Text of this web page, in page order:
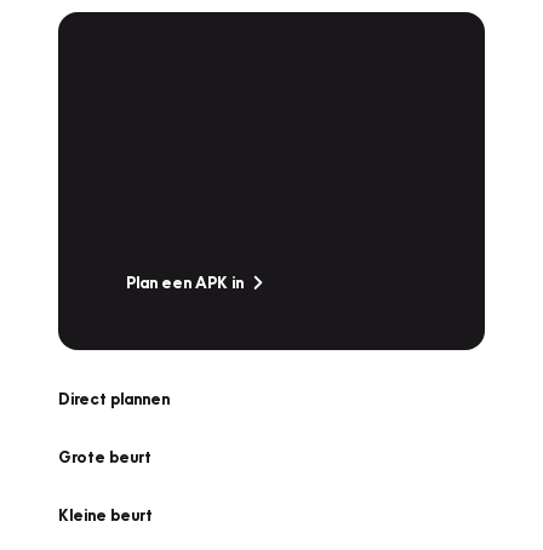
Plan een APK in
Direct plannen
Grote beurt
Kleine beurt